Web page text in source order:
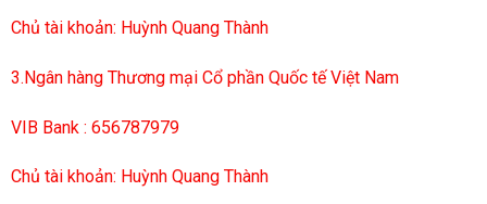
Chủ tài khoản: Huỳnh Quang Thành
3.Ngân hàng Thương mại Cổ phần Quốc tế Việt Nam
VIB Bank : 656787979
Chủ tài khoản: Huỳnh Quang Thành